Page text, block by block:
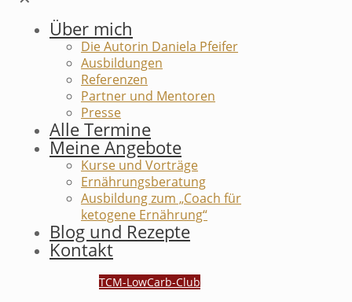
Über mich
Die Autorin Daniela Pfeifer
Ausbildungen
Referenzen
Partner und Mentoren
Presse
Alle Termine
Meine Angebote
Kurse und Vorträge
Ernährungsberatung
Ausbildung zum „Coach für
ketogene Ernährung“
Blog und Rezepte
Kontakt
TCM-LowCarb-Club